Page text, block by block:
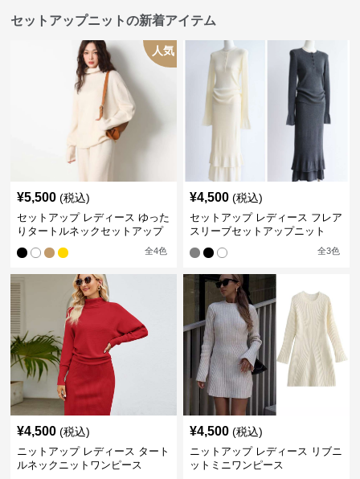
セットアップニットの新着アイテム
人気
¥5,500 (税込)
セットアップ レディース ゆった
りタートルネックセットアップ
全4色
¥4,500 (税込)
セットアップ レディース フレア
スリーブセットアップニット
全3色
¥4,500 (税込)
ニットアップ レディース タート
ルネックニットワンピース
¥4,500 (税込)
ニットアップ レディース リブニ
ットミニワンピース